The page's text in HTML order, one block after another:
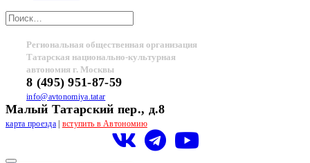
Региональная общественная организация
Татарская национально-культурная
автономия г. Москвы
8 (495) 951-87-59
info@avtonomiya.tatar
Малый Татарский пер., д.8
карта проезда| вступить в Автономию